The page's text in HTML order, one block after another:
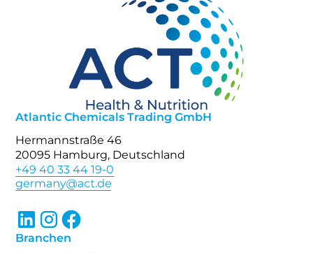
Atlantic Chemicals Trading GmbH
Hermannstraße 46
20095 Hamburg, Deutschland
+49 40 33 44 19-0
Branchen